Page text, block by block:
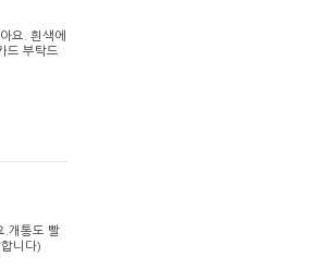
요. 흰색에
드 부탁드
.개통도 빨
합니다)